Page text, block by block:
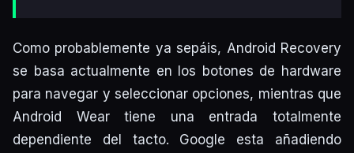
Como probablemente ya sepáis, Android Recovery
se basa actualmente en los botones de hardware
para navegar y seleccionar opciones, mientras que
Android Wear tiene una entrada totalmente
dependiente del tacto. Google esta añadiendo